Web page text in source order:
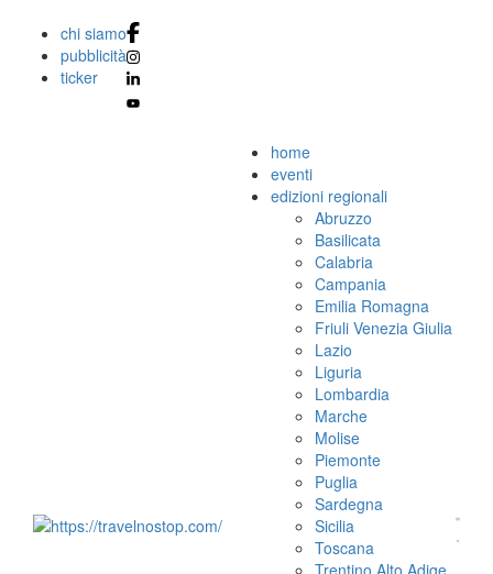
chi siamo
pubblicità
ticker
home
eventi
edizioni regionali
Abruzzo
Basilicata
Calabria
Campania
Emilia Romagna
Friuli Venezia Giulia
Lazio
Liguria
Lombardia
Marche
Molise
Piemonte
Puglia
Sardegna
Sicilia
Toscana